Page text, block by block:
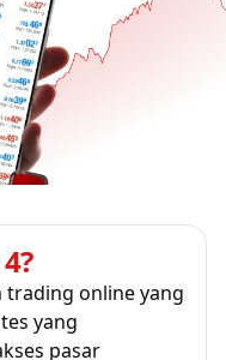
trading online yang
yang
pasar